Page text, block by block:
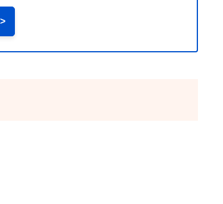
>